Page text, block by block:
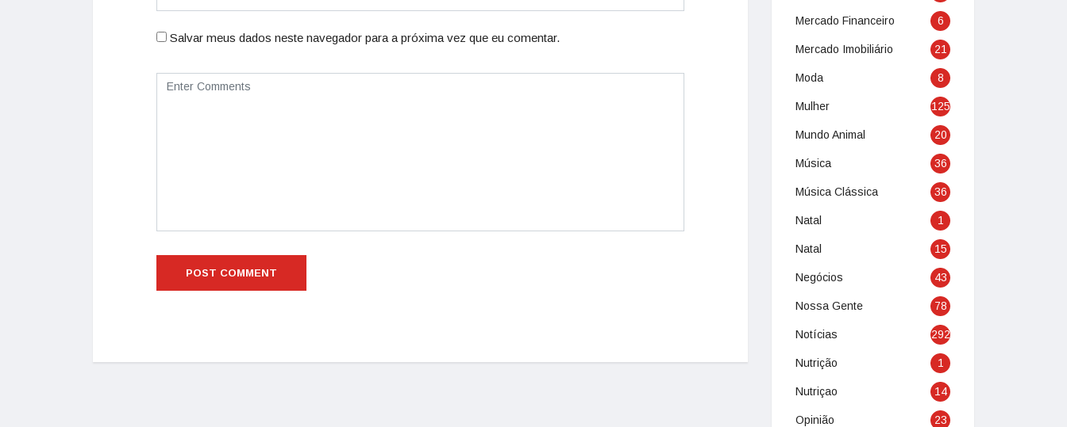
Salvar meus dados neste navegador para a próxima vez que eu comentar.
Mercado Financeiro 6
Mercado Imobiliário 21
Moda 8
Mulher 125
Mundo Animal 20
Música 36
Música Clássica 36
Natal 1
Natal 15
Negócios 43
Nossa Gente 78
Notícias 292
Nutrição 1
Nutriçao 14
Opinião 23